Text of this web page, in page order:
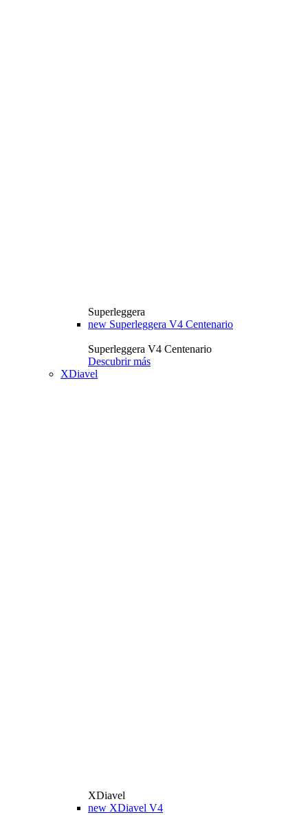
Superleggera
new Superleggera V4 Centenario
Superleggera V4 Centenario
Descubrir más
XDiavel
XDiavel
new XDiavel V4